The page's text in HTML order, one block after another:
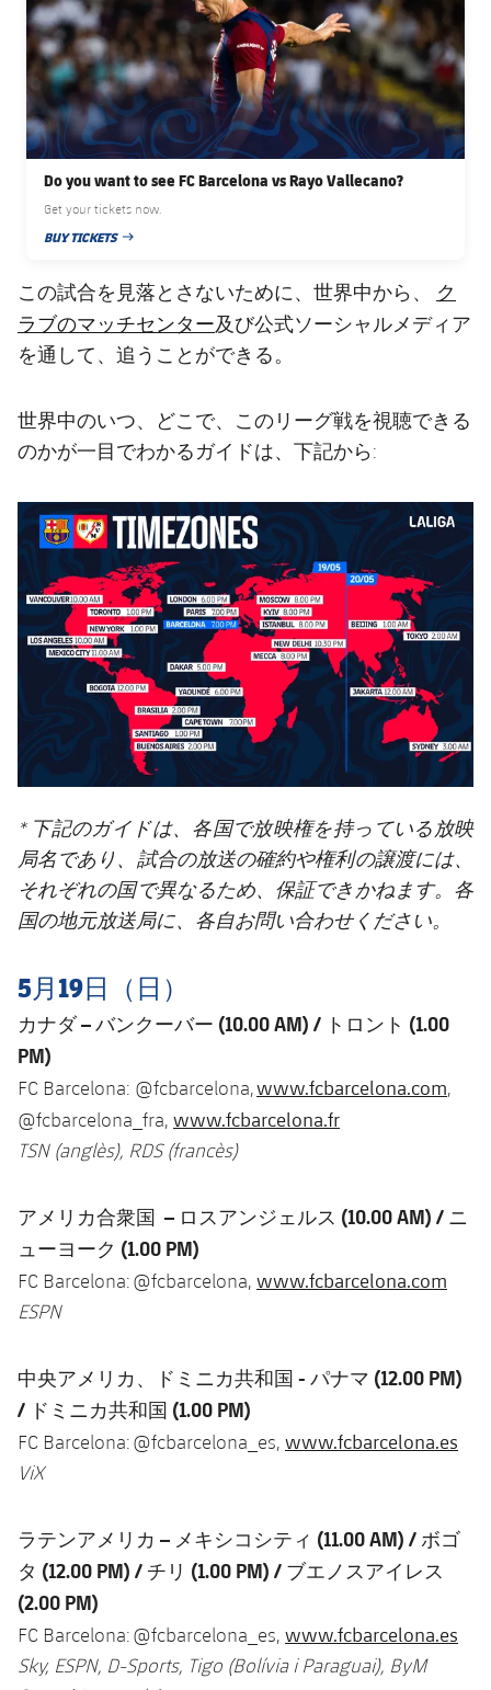
Do you want to see FC Barcelona vs Rayo Vallecano?
Get your tickets now.
BUY TICKETS
PUBLISHED NEWS
この試合を見落とさないために、世界中から、 ク
ラブのマッチセンター及び公式ソーシャルメディア
を通して、追うことができる。
世界中のいつ、どこで、このリーグ戦を視聴できる
のかが一目でわかるガイドは、下記から:
* 下記のガイドは、各国で放映権を持っている放映
局名であり、試合の放送の確約や権利の譲渡には、
それぞれの国で異なるため、保証できかねます。各
国の地元放送局に、各自お問い合わせください。
5月19日（日）
カナダ – バンクーバー (10.00 AM) / トロント (1.00
PM)
FC Barcelona: @fcbarcelona,www.fcbarcelona.com,
@fcbarcelona_fra, www.fcbarcelona.fr
TSN (anglès), RDS (francès)
アメリカ合衆国 – ロスアンジェルス (10.00 AM) / ニ
ューヨーク (1.00 PM)
FC Barcelona: @fcbarcelona, www.fcbarcelona.com
ESPN
中央アメリカ、ドミニカ共和国 - パナマ (12.00 PM)
/ ドミニカ共和国 (1.00 PM)
FC Barcelona: @fcbarcelona_es, www.fcbarcelona.es
ViX
ラテンアメリカ – メキシコシティ (11.00 AM) / ボゴ
タ (12.00 PM) / チリ (1.00 PM) / ブエノスアイレス
(2.00 PM)
FC Barcelona: @fcbarcelona_es, www.fcbarcelona.es
Sky, ESPN, D-Sports, Tigo (Bolívia i Paraguai), ByM